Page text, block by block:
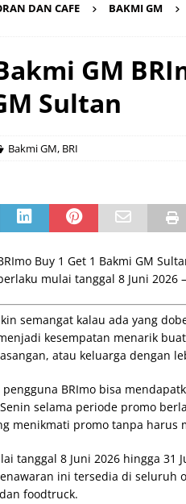
DAN CAFE BAKMI GM
GM
Sultan
Bakmi GM, BRI
Buy 1 Get 1 Bakmi GM
mulai tanggal 8 Juni 2026
semangat kalau ada yang
kesempatan menarik
atau keluarga dengan
BRImo bisa
selama periode promo
menikmati promo tanpa
tanggal 8 Juni 2026 hingga
ini tersedia di seluruh
foodtruck.